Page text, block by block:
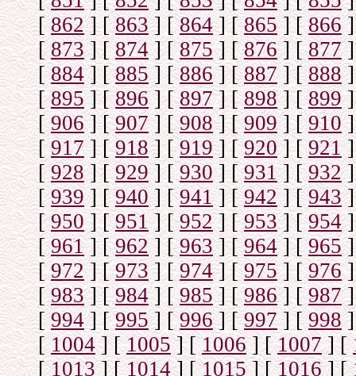
[862] [863] [864] [865] [ 866]
[873] [874] [875] [876] [877]
[884] [885] [886] [887] [888]
[895] [896] [897] [898] [899]
[906] [907] [908] [909] [910]
[917] [918] [919] [920] [921]
[928] [929] [ 930] [931] [932]
[939] [940] [941] [942] [943]
[950] [951] [952] [953] [954]
[961] [962] [963] [964] [965]
[972] [973] [974] [975] [976]
[983] [984] [985] [986] [987]
[994] [995] [996] [997] [998]
[1004] [1005] [1006] [1007] [
[1013] [1014] [1015] [1016] [